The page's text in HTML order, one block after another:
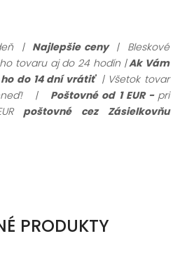
|Najlepšie ceny | Bleskové
tovaru aj do 24 hodín |Ak Vám
do 14 dní vrátiť | Všetok tovar
| Poštovné od 1 EUR - pri
poštovné cez Zásielkovňu
PRODUKTY